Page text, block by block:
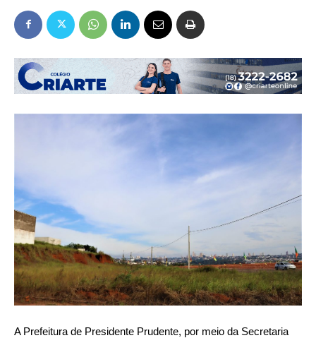
A Prefeitura de Presidente Prudente, por meio da Secretaria